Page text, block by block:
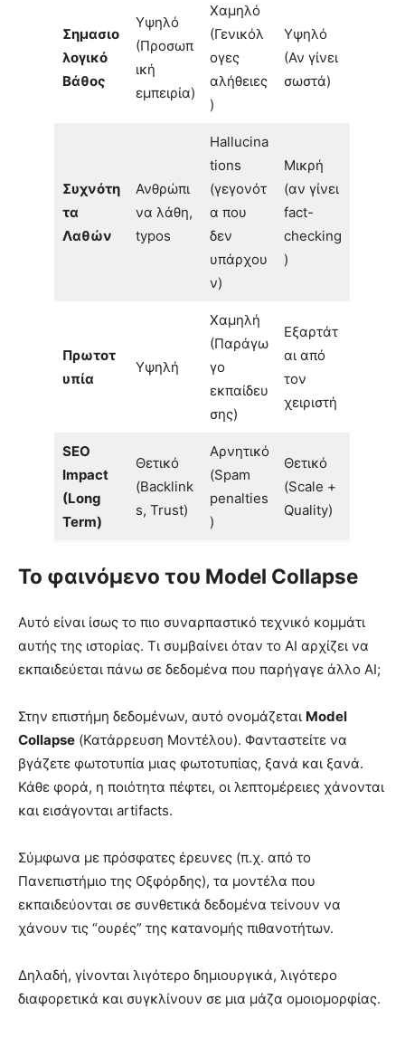
Σημασιο
λογικό
Βάθος
Υψηλό
(Προσωπ
ική
εμπειρία)
Χαμηλό
(Γενικόλ
ογες
αλήθειες
)
Υψηλό
(Αν γίνει
σωστά)
Συχνότη
τα
Λαθών
Ανθρώπι
να λάθη,
typos
Hallucina
tions
(γεγονότ
α που
δεν
υπάρχου
ν)
Μικρή
(αν γίνει
fact-
checking
)
Πρωτοτ
υπία
Υψηλή
Χαμηλή
(Παράγω
γο
εκπαίδευ
σης)
Εξαρτάτ
αι από
τον
χειριστή
SEO
Impact
(Long
Term)
Θετικό
(Backlink
s, Trust)
Αρνητικό
(Spam
penalties
)
Θετικό
(Scale +
Quality)
Το φαινόμενο του Model Collapse
Αυτό είναι ίσως το πιο συναρπαστικό τεχνικό κομμάτι
αυτής της ιστορίας. Τι συμβαίνει όταν το AI αρχίζει να
εκπαιδεύεται πάνω σε δεδομένα που παρήγαγε άλλο AI;
Στην επιστήμη δεδομένων, αυτό ονομάζεται Model
Collapse (Κατάρρευση Μοντέλου). Φανταστείτε να
βγάζετε φωτοτυπία μιας φωτοτυπίας, ξανά και ξανά.
Κάθε φορά, η ποιότητα πέφτει, οι λεπτομέρειες χάνονται
και εισάγονται artifacts.
Σύμφωνα με πρόσφατες έρευνες (π.χ. από το
Πανεπιστήμιο της Οξφόρδης), τα μοντέλα που
εκπαιδεύονται σε συνθετικά δεδομένα τείνουν να
χάνουν τις “ουρές” της κατανομής πιθανοτήτων.
Δηλαδή, γίνονται λιγότερο δημιουργικά, λιγότερο
διαφορετικά και συγκλίνουν σε μια μάζα ομοιομορφίας.